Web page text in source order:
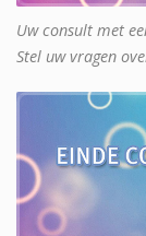
Uw consult met
Stel uw vragen